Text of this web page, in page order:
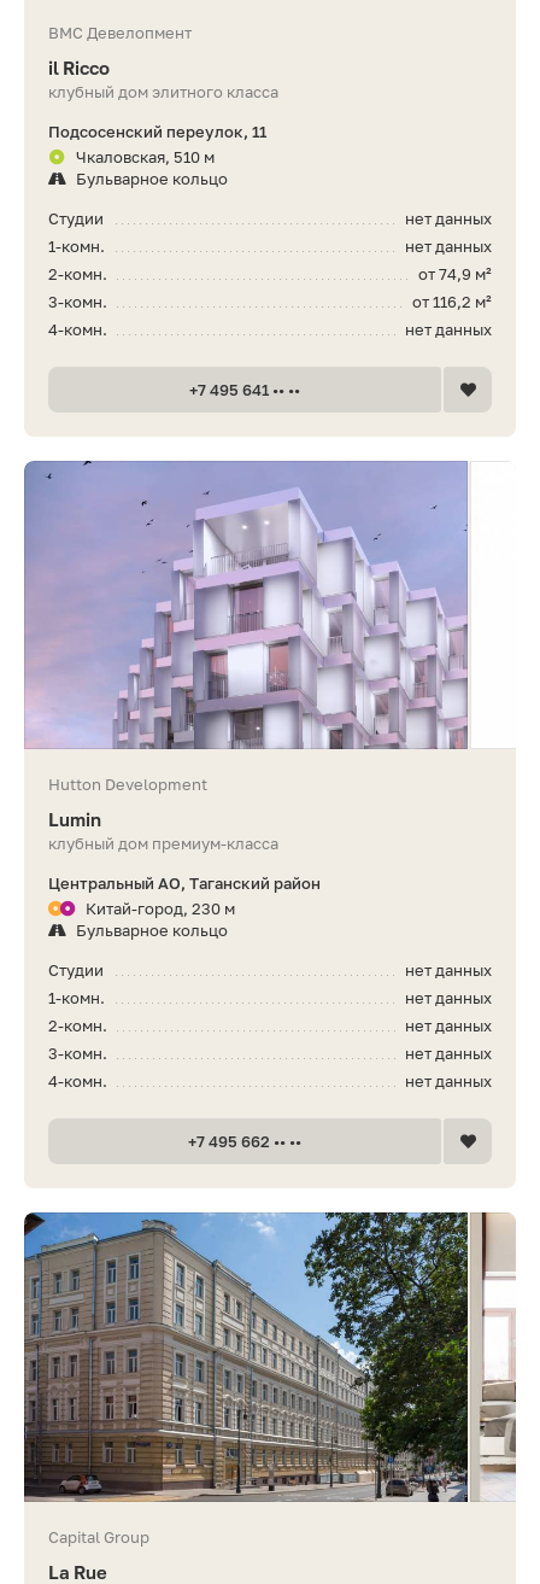
ВМС Девелопмент
il Ricco
клубный дом элитного класса
Подсосенский переулок, 11
Чкаловская, 510 м
Бульварное кольцо
нет данных
Студии
нет данных
1-комн.
от 74,9 м²
2-комн.
от 116,2 м²
3-комн.
нет данных
4-комн.
+7 495 641 •• ••
Hutton Development
Lumin
клубный дом премиум-класса
Центральный АО, Таганский район
Китай-город, 230 м
Бульварное кольцо
нет данных
Студии
нет данных
1-комн.
нет данных
2-комн.
нет данных
3-комн.
нет данных
4-комн.
+7 495 662 •• ••
Capital Group
La Rue